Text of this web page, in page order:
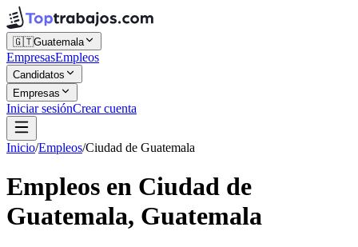
🇬🇹Guatemala
EmpresasEmpleos
Candidatos
Empresas
Iniciar sesiónCrear cuenta
Inicio/Empleos/Ciudad de Guatemala
Empleos en Ciudad de
Guatemala, Guatemala